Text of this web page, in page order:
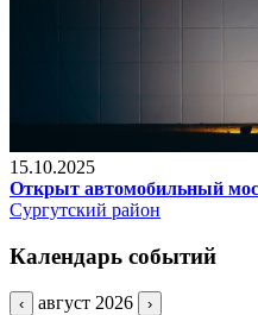
15.10.2025
Открыт автомобильный
Сургутский район
Календарь событий
‹ август 2026 ›